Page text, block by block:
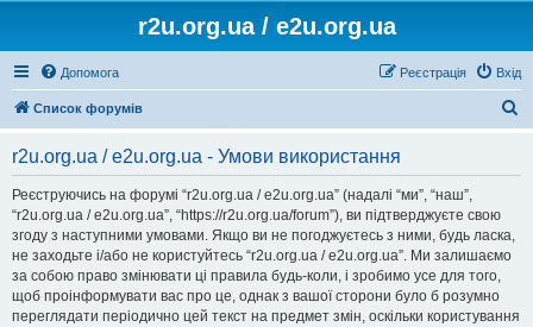
r2u.org.ua / e2u.org.ua
Допомога Вхід
Реєстрація
Список форумів
r2u.org.ua / e2u.org.ua - Умови використання
Реєструючись на форумі “r2u.org.ua / e2u.org.ua” (надалі “ми”, “наш”,
“r2u.org.ua / e2u.org.ua”, “https://r2u.org.ua/forum”), ви підтверджуєте свою
згоду з наступними умовами. Якщо ви не погоджуєтесь з ними, будь ласка,
не заходьте і/або не користуйтесь “r2u.org.ua / e2u.org.ua”. Ми залишаємо
за собою право змінювати ці правила будь-коли, і зробимо усе для того,
щоб проінформувати вас про це, однак з вашої сторони було б розумно
переглядати періодично цей текст на предмет змін, оскільки користування